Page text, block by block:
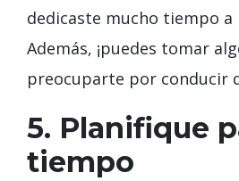
dedicaste mucho tiempo a
Además, ¡puedes tomar
preocuparte por conducir
5. Planifique
tiempo